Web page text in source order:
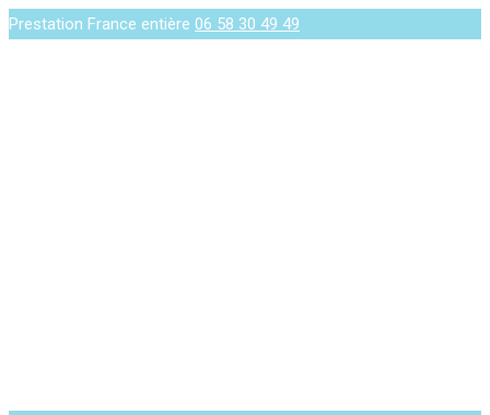
Prestation France entière 06 58 30 49 49